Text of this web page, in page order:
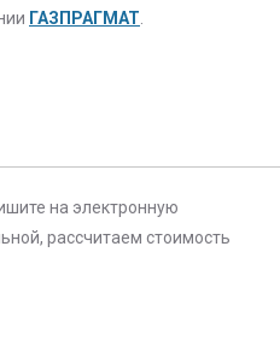
ГАЗПРАГМАТ
на электронную
рассчитаем стоимость